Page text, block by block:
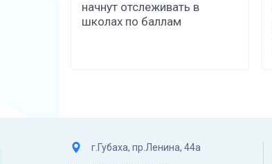
начнут отслеживать в
школах по баллам
г.Губаха, пр.Ленина, 44а